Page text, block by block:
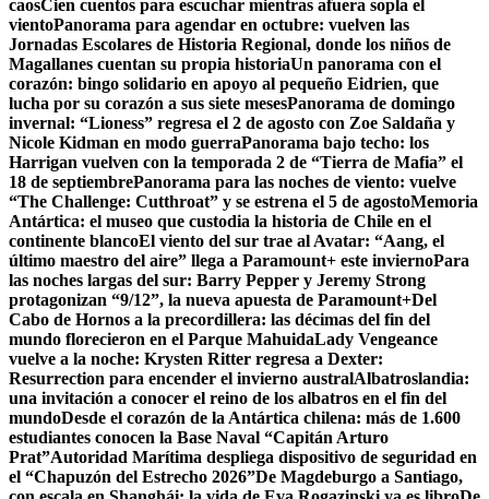
caosCien cuentos para escuchar mientras afuera sopla el
vientoPanorama para agendar en octubre: vuelven las
Jornadas Escolares de Historia Regional, donde los niños de
Magallanes cuentan su propia historiaUn panorama con el
corazón: bingo solidario en apoyo al pequeño Eidrien, que
lucha por su corazón a sus siete mesesPanorama de domingo
invernal: “Lioness” regresa el 2 de agosto con Zoe Saldaña y
Nicole Kidman en modo guerraPanorama bajo techo: los
Harrigan vuelven con la temporada 2 de “Tierra de Mafia” el
18 de septiembrePanorama para las noches de viento: vuelve
“The Challenge: Cutthroat” y se estrena el 5 de agostoMemoria
Antártica: el museo que custodia la historia de Chile en el
continente blancoEl viento del sur trae al Avatar: “Aang, el
último maestro del aire” llega a Paramount+ este inviernoPara
las noches largas del sur: Barry Pepper y Jeremy Strong
protagonizan “9/12”, la nueva apuesta de Paramount+Del
Cabo de Hornos a la precordillera: las décimas del fin del
mundo florecieron en el Parque MahuidaLady Vengeance
vuelve a la noche: Krysten Ritter regresa a Dexter:
Resurrection para encender el invierno australAlbatroslandia:
una invitación a conocer el reino de los albatros en el fin del
mundoDesde el corazón de la Antártica chilena: más de 1.600
estudiantes conocen la Base Naval “Capitán Arturo
Prat”Autoridad Marítima despliega dispositivo de seguridad en
el “Chapuzón del Estrecho 2026”De Magdeburgo a Santiago,